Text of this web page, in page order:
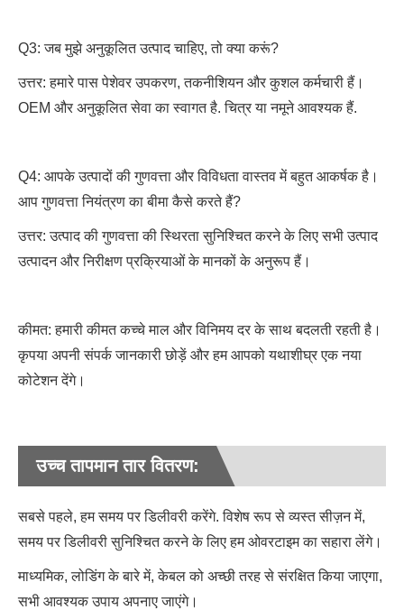
Q3: जब मुझे अनुकूलित उत्पाद चाहिए, तो क्या करूं?
उत्तर: हमारे पास पेशेवर उपकरण, तकनीशियन और कुशल कर्मचारी हैं।
OEM और अनुकूलित सेवा का स्वागत है. चित्र या नमूने आवश्यक हैं.
Q4: आपके उत्पादों की गुणवत्ता और विविधता वास्तव में बहुत आकर्षक है।
आप गुणवत्ता नियंत्रण का बीमा कैसे करते हैं?
उत्तर: उत्पाद की गुणवत्ता की स्थिरता सुनिश्चित करने के लिए सभी उत्पाद
उत्पादन और निरीक्षण प्रक्रियाओं के मानकों के अनुरूप हैं।
कीमत: हमारी कीमत कच्चे माल और विनिमय दर के साथ बदलती रहती है।
कृपया अपनी संपर्क जानकारी छोड़ें और हम आपको यथाशीघ्र एक नया
कोटेशन देंगे।
उच्च तापमान तार वितरण:
सबसे पहले, हम समय पर डिलीवरी करेंगे. विशेष रूप से व्यस्त सीज़न में,
समय पर डिलीवरी सुनिश्चित करने के लिए हम ओवरटाइम का सहारा लेंगे।
माध्यमिक, लोडिंग के बारे में, केबल को अच्छी तरह से संरक्षित किया जाएगा,
सभी आवश्यक उपाय अपनाए जाएंगे।